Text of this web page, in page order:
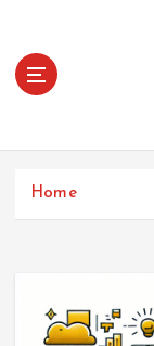
Home